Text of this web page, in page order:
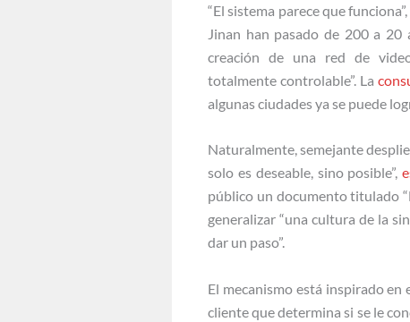
“El sistema parece que
Jinan han pasado de 200 a 20
creación de una red de
totalmente controlable”. La
algunas ciudades ya se puede
Naturalmente, semejante
solo es deseable, sino posible”,
público un documento titulado
generalizar “una cultura de la
dar un paso”.
El mecanismo está inspirado en
cliente que determina si se le